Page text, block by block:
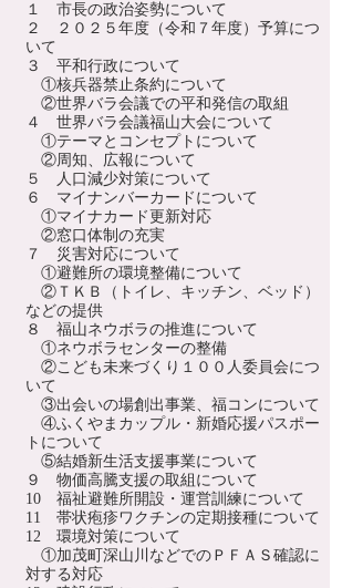
１ 市長の政治姿勢について
２ ２０２５年度（令和７年度）予算につ
いて
３ 平和行政について
①核兵器禁止条約について
②世界バラ会議での平和発信の取組
４ 世界バラ会議福山大会について
①テーマとコンセプトについて
②周知、広報について
５ 人口減少対策について
６ マイナンバーカードについて
①マイナカード更新対応
②窓口体制の充実
７ 災害対応について
①避難所の環境整備について
②ＴＫＢ（トイレ、キッチン、ベッド）
などの提供
８ 福山ネウボラの推進について
①ネウボラセンターの整備
②こども未来づくり１００人委員会につ
いて
③出会いの場創出事業、福コンについて
④ふくやまカップル・新婚応援パスポー
トについて
⑤結婚新生活支援事業について
９ 物価高騰支援の取組について
10 福祉避難所開設・運営訓練について
11 帯状疱疹ワクチンの定期接種について
12 環境対策について
①加茂町深山川などでのＰＦＡＳ確認に
対する対応